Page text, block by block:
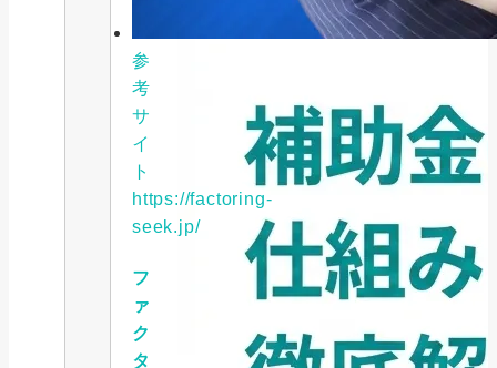
参
考
サ
イ
ト
https://factoring-
seek.jp/
フ
ァ
ク
タ